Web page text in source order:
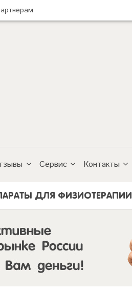
Сервис Контакты
ДЛЯ ФИЗИОТЕРАПИИ